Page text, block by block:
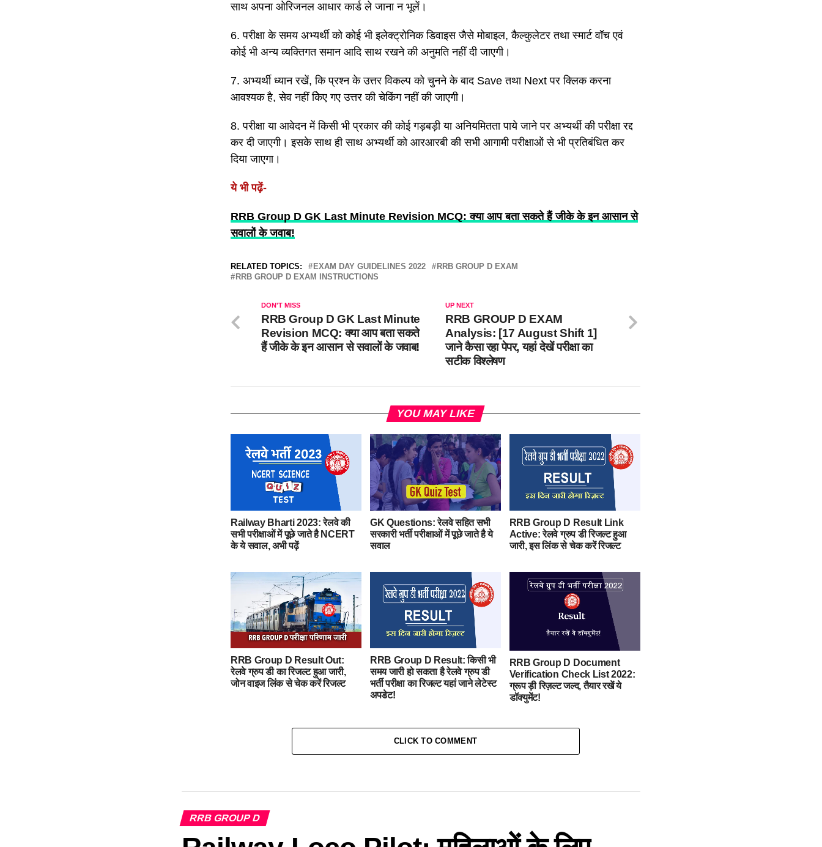
साथ अपना ओरिजनल आधार कार्ड ले जाना न भूलें।
6. परीक्षा के समय अभ्यर्थी को कोई भी इलेक्ट्रोनिक डिवाइस जैसे मोबाइल, कैल्कुलेटर तथा स्मार्ट वॉच एवं
कोई भी अन्य व्यक्तिगत समान आदि साथ रखने की अनुमति नहीं दी जाएगी।
7. अभ्यर्थी ध्यान रखें, कि प्रश्न के उत्तर विकल्प को चुनने के बाद Save तथा Next पर क्लिक करना
आवश्यक है, सेव नहीं किेए गए उत्तर की चेकिंग नहीं की जाएगी।
8. परीक्षा या आवेदन में किसी भी प्रकार की कोई गड़बड़ी या अनियमितता पाये जाने पर अभ्यर्थी की परीक्षा रद्द
कर दी जाएगी। इसके साथ ही साथ अभ्यर्थी को आरआरबी की सभी आगामी परीक्षाओं से भी प्रतिबंधित कर
दिया जाएगा।
ये भी पढ़ें-
RRB Group D GK Last Minute Revision MCQ: क्या आप बता सकते हैं जीके के इन आसान से
सवालों के जवाब!
RELATED TOPICS: EXAM DAY GUIDELINES 2022
RRB GROUP D EXAM
RRB GROUP D EXAM INSTRUCTIONS
UP NEXT
RRB GROUP D EXAM
Analysis: [17 August Shift 1]
जाने कैसा रहा पेपर, यहां देखें परीक्षा का
सटीक विश्लेषण
DON'T MISS
RRB Group D GK Last Minute
Revision MCQ: क्या आप बता सकते
हैं जीके के इन आसान से सवालों के जवाब!
YOU MAY LIKE
Railway Bharti 2023: रेलवे की
सभी परीक्षाओं में पूछे जाते है NCERT
के ये सवाल, अभी पढ़ें
GK Questions: रेलवे सहित सभी
सरकारी भर्ती परीक्षाओं में पूछे जाते है ये
सवाल
RRB Group D Result Link
Active: रेलवे ग्रुप डी रिजल्ट हुआ
जारी, इस लिंक से चेक करें रिजल्ट
RRB Group D Result Out:
रेलवे ग्रुप डी का रिजल्ट हुआ जारी,
जोन वाइज लिंक से चेक करें रिजल्ट
RRB Group D Result: किसी भी
समय जारी हो सकता है रेलवे ग्रुप डी
भर्ती परीक्षा का रिजल्ट यहां जाने लेटेस्ट
अपडेट!
RRB Group D Document
Verification Check List 2022:
ग्रूप ड़ी रिज़ल्ट जल्द, तैयार रखें ये
डॉक्युमेंट!
CLICK TO COMMENT
RRB GROUP D